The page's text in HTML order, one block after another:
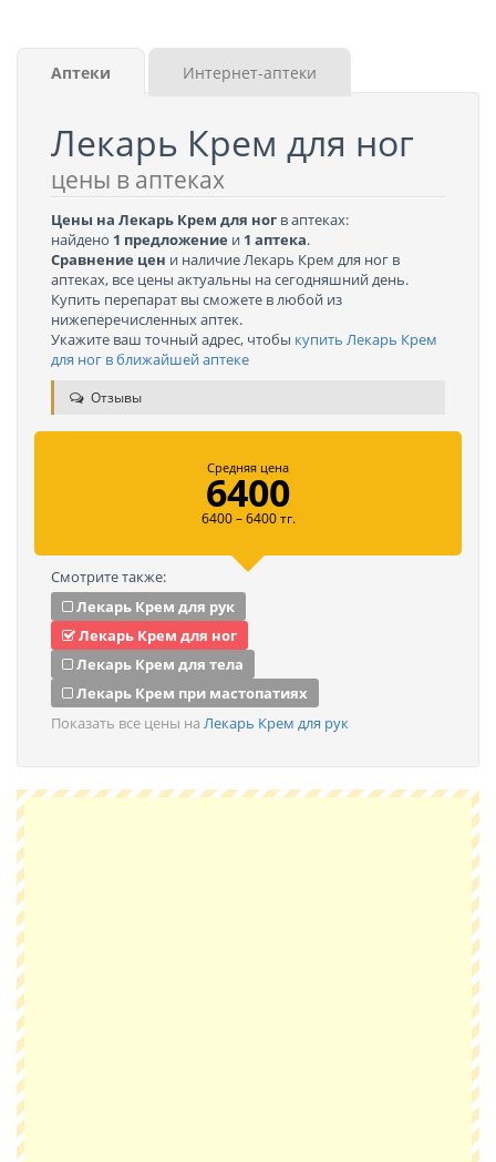
Аптеки Интернет-аптеки
Лекарь Крем для ног
цены в аптеках
Цены на Лекарь Крем для ног в аптеках:
найдено 1 предложение и 1 аптека.
Сравнение цен и наличие Лекарь Крем для ног в
аптеках, все цены актуальны на сегодняшний день.
Купить перепарат вы сможете в любой из
нижеперечисленных аптек.
Укажите ваш точный адрес, чтобы купить Лекарь Крем
для ног в ближайшей аптеке
Отзывы
Средняя цена
6400
6400 – 6400 тг.
Смотрите также:
Лекарь Крем для рук
Лекарь Крем для ног
Лекарь Крем для тела
Лекарь Крем при мастопатиях
Показать все цены на Лекарь Крем для рук